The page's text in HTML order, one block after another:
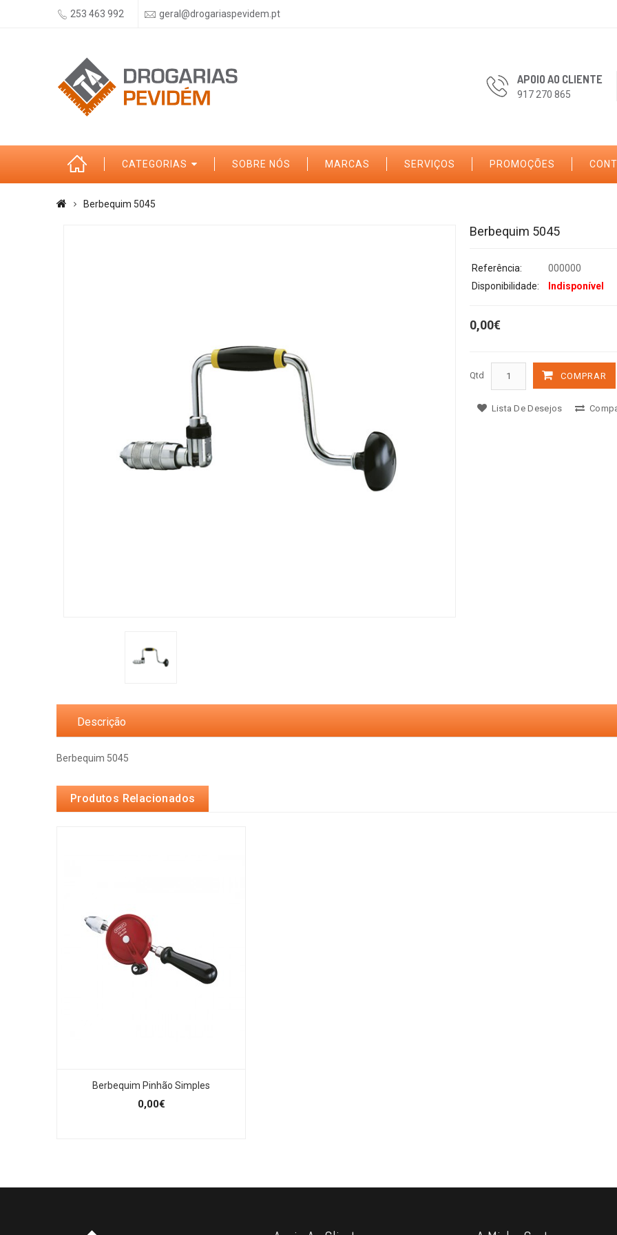
253 463 992 geral@drogariaspevidem.pt
APOIO AO CLIENTE
917 270 865
CATEGORIAS SOBRE NÓS MARCAS SERVIÇOS PROMOÇÕES
Berbequim 5045
Berbequim 5045
Referência:
000000
Disponibilidade:
Indisponível
0,00€
Qtd COMPRAR
Lista De Desejos
Descrição
Berbequim 5045
Produtos Relacionados
Berbequim Pinhão Simples
0,00€